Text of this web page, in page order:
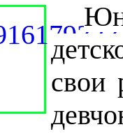
свои